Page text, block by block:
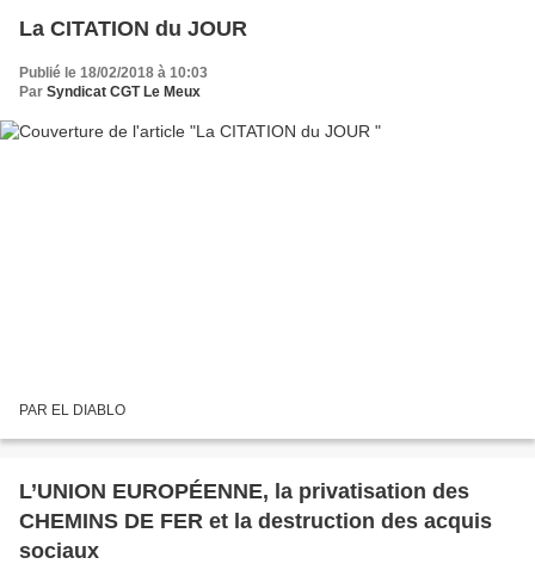
La CITATION du JOUR
Publié le 18/02/2018 à 10:03
Par Syndicat CGT Le Meux
PAR EL DIABLO
L’UNION EUROPÉENNE, la privatisation des
CHEMINS DE FER et la destruction des acquis
sociaux